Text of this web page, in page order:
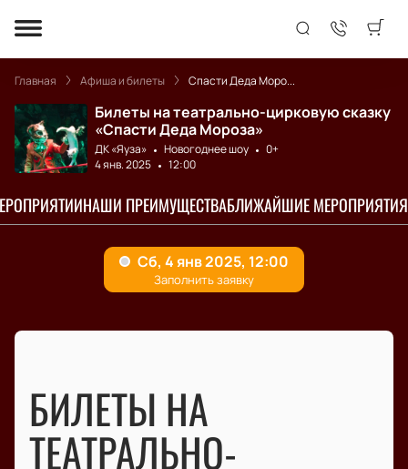
Главная Афиша и билеты Спасти Деда Моро...
Билеты на театрально-цирковую сказку
«Спасти Деда Мороза»
ДК «Яуза» Новогоднее шоу
0+
4 янв. 2025
12:00
НАШИ ПРЕИМУЩЕСТВАБЛИЖАЙШИЕ МЕРОПРИЯТИЯ
БИЛЕТЫ НА
ТЕАТРАЛЬНО-